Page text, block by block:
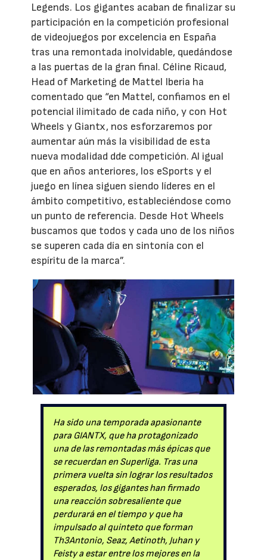
Legends. Los gigantes acaban de finalizar su
participación en la competición profesional
de videojuegos por excelencia en España
tras una remontada inolvidable, quedándose
a las puertas de la gran final. Céline Ricaud,
Head of Marketing de Mattel Iberia ha
comentado que “en Mattel, confiamos en el
potencial ilimitado de cada niño, y con Hot
Wheels y Giantx, nos esforzaremos por
aumentar aún más la visibilidad de esta
nueva modalidad dde competición. Al igual
que en años anteriores, los eSports y el
juego en línea siguen siendo líderes en el
ámbito competitivo, estableciéndose como
un punto de referencia. Desde Hot Wheels
buscamos que todos y cada uno de los niños
se superen cada día en sintonía con el
espíritu de la marca”.
Ha sido una temporada apasionante
para GIANTX, que ha protagonizado
una de las remontadas más épicas que
se recuerdan en Superliga. Tras una
primera vuelta sin lograr los resultados
esperados, los gigantes han firmado
una reacción sobresaliente que
perdurará en el tiempo y que ha
impulsado al quinteto que forman
Th3Antonio, Seaz, Aetinoth, Juhan y
Feisty a estar entre los mejores en la